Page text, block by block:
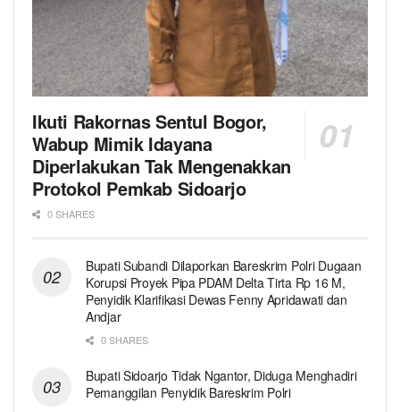
Ikuti Rakornas Sentul Bogor,
Wabup Mimik Idayana
Diperlakukan Tak Mengenakkan
Protokol Pemkab Sidoarjo
0 SHARES
Bupati Subandi Dilaporkan Bareskrim Polri Dugaan
Korupsi Proyek Pipa PDAM Delta Tirta Rp 16 M,
Penyidik Klarifikasi Dewas Fenny Apridawati dan
Andjar
0 SHARES
Bupati Sidoarjo Tidak Ngantor, Diduga Menghadiri
Pemanggilan Penyidik Bareskrim Polri